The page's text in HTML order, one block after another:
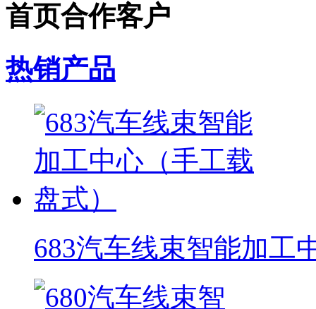
首页合作客户
热销产品
683汽车线束智能加工